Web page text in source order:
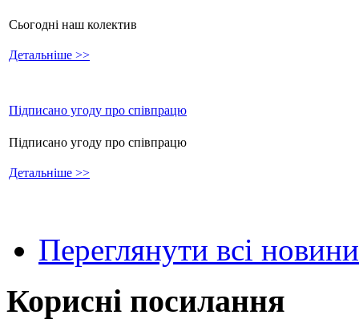
Сьогодні наш колектив
Детальніше >>
Підписано угоду про співпрацю
Підписано угоду про співпрацю
Детальніше >>
Переглянути всі новини
Корисні посилання